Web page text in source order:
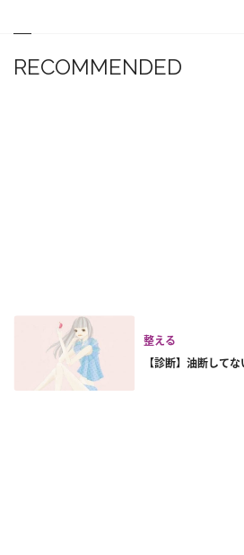
RECOMMENDED
整える
【診断】油断して